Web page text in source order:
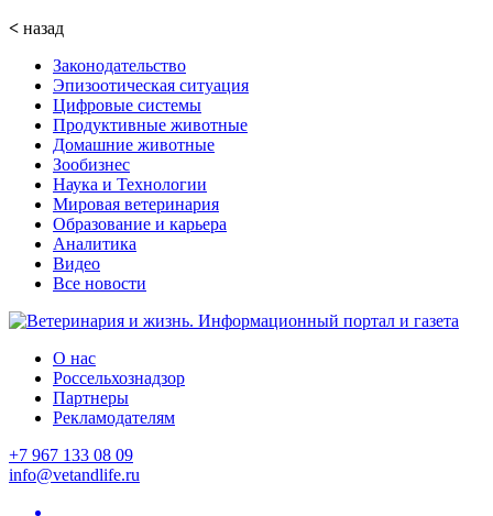
< назад
Законодательство
Эпизоотическая ситуация
Цифровые системы
Продуктивные животные
Домашние животные
Зообизнес
Наука и Технологии
Мировая ветеринария
Образование и карьера
Аналитика
Видео
Все новости
О нас
Россельхознадзор
Партнеры
Рекламодателям
+7 967 133 08 09
info@vetandlife.ru